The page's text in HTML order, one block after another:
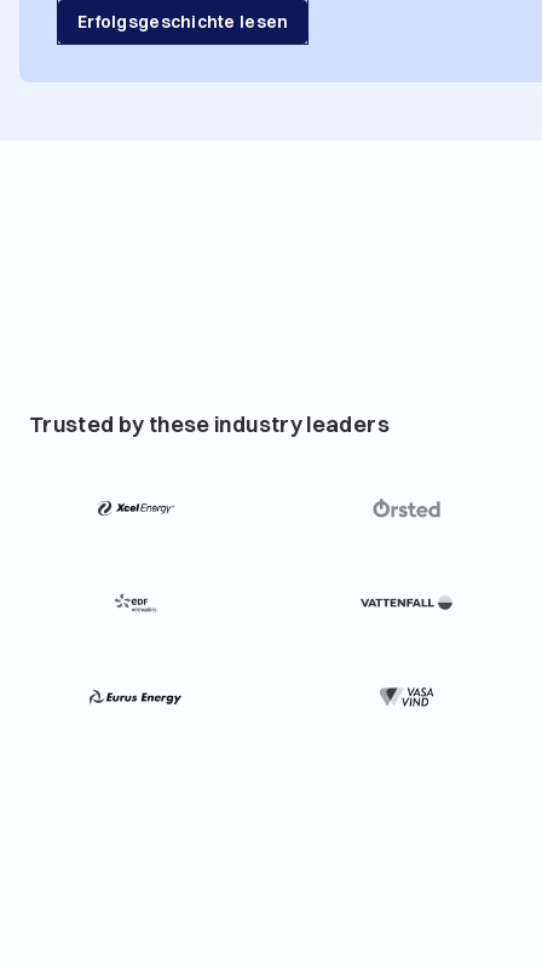
Erfolgsgeschichte lesen
Trusted by these industry leaders